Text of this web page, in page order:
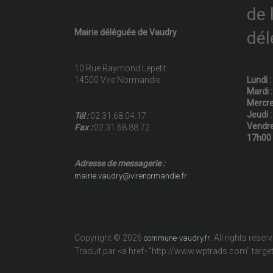
Mairie déléguée de Vaudry
10 Rue Raymond Lepetit
14500 Vire Normandie
Tél :02.31.68.04.17
Fax :02.31.68.88.72
Adresse de messagerie :
mairie.vaudry@virenormandie.fr
de
Lundi
Mardi
Jeudi
17h00
Copyright © 2026 commune-vaudry.fr . All rights
Traduit par <a href="http://www.wptrads.com"